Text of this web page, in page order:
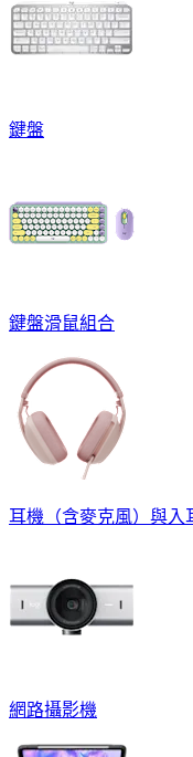
鍵盤
鍵盤滑鼠組合
耳機（含麥克風）與入
網路攝影機